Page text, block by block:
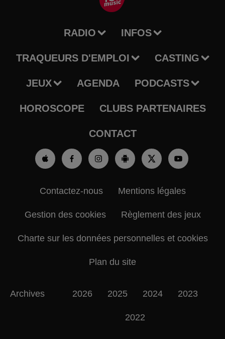
RADIO INFOS
TRAQUEURS D'EMPLOI CASTING
JEUX AGENDA PODCASTS
HOROSCOPE CLUBS PARTENAIRES
CONTACT
Contactez-nous Mentions légales
Gestion des cookies Règlement des jeux
Charte sur les données personnelles et cookies
Plan du site
Archives 2026 2025 2024 2023
2022